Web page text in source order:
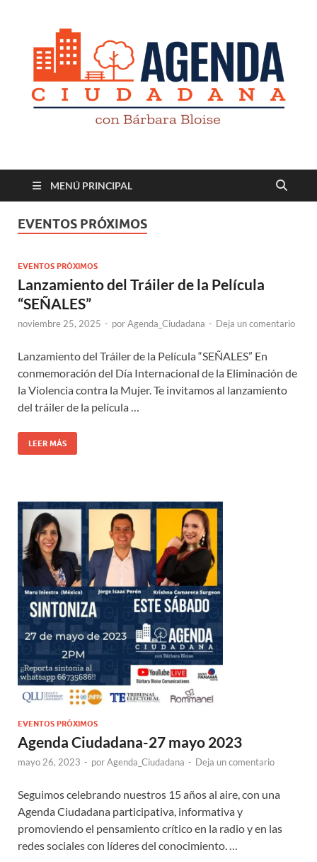
Revista digital
MENÚ PRINCIPAL
EVENTOS PRÓXIMOS
EVENTOS PRÓXIMOS
Lanzamiento del Tráiler de la Película
“SEÑALES”
noviembre 25, 2025 - porAgenda_Ciudadana - Deja un comentario
Lanzamiento del Tráiler de la Película “SEÑALES” En
conmemoración del Día Internacional de la Eliminación de
la Violencia contra la Mujer. Te invitamos al lanzamiento
del tráiler de la película …
LEER MÁS
EVENTOS PRÓXIMOS
Agenda Ciudadana-27 mayo 2023
mayo 26, 2023 - porAgenda_Ciudadana - Deja un comentario
Seguimos celebrando nuestros 15 años al aire, con una
Agenda Ciudadana participativa, informativa y
promoviendo el pensamiento crítico en la radio y en las
redes sociales con líderes del conocimiento. …